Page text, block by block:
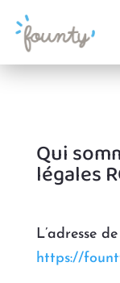
Qui
légales
L’adresse
https://